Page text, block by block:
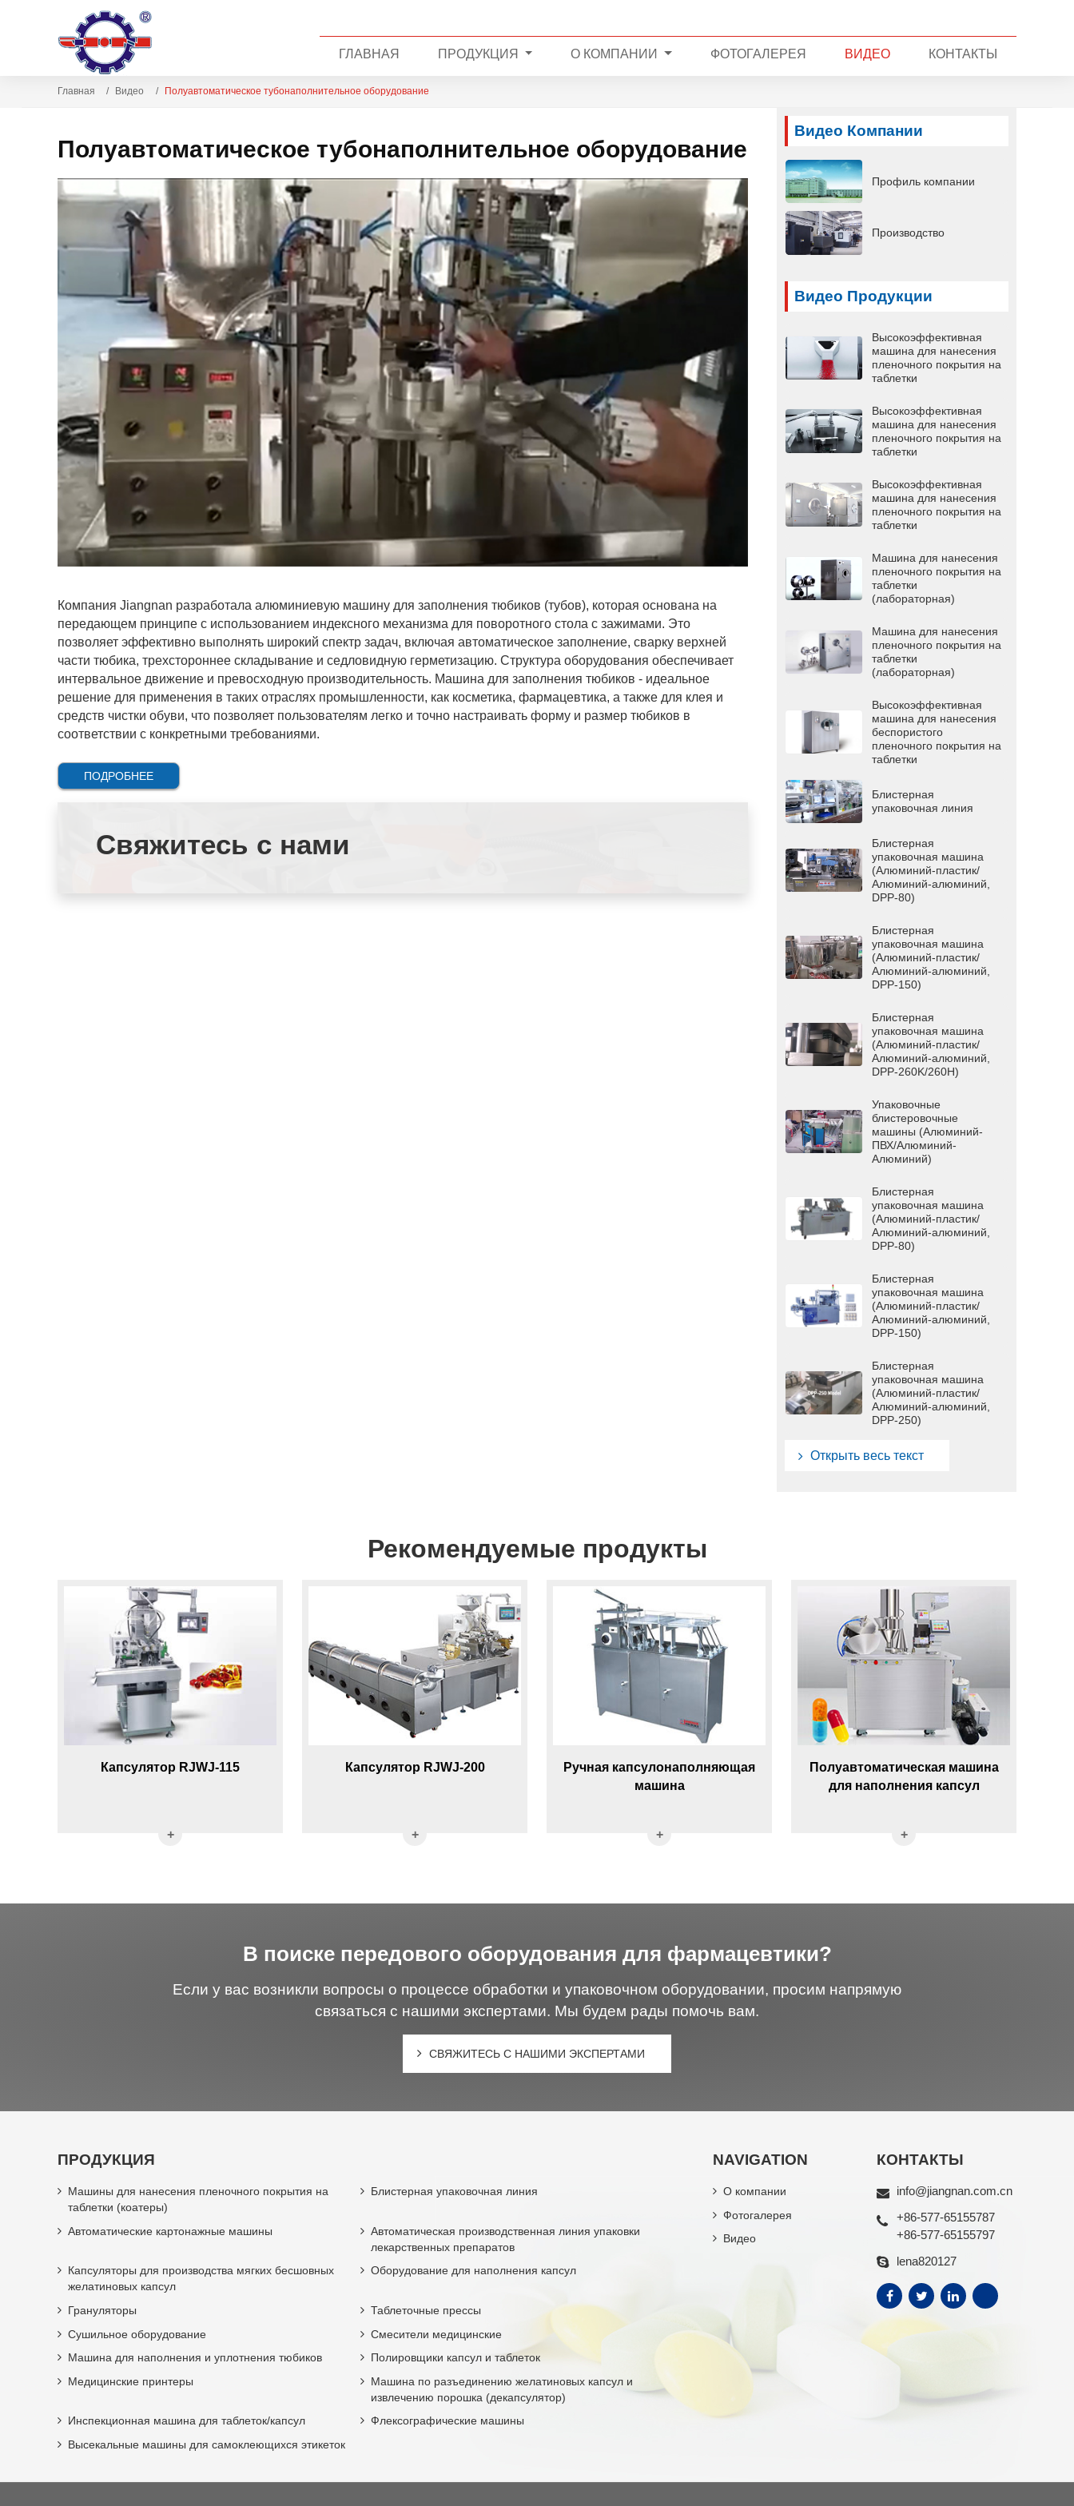
ГЛАВНАЯ ПРОДУКЦИЯ О КОМПАНИИ ФОТОГАЛЕРЕЯ ВИДЕО КОНТАКТЫ
Главная Видео Полуавтоматическое тубонаполнительное оборудование
Полуавтоматическое тубонаполнительное оборудование
Компания Jiangnan разработала алюминиевую машину для заполнения тюбиков (тубов), которая основана на
передающем принципе с использованием индексного механизма для поворотного стола с зажимами. Это
позволяет эффективно выполнять широкий спектр задач, включая автоматическое заполнение, сварку верхней
части тюбика, трехстороннее складывание и седловидную герметизацию. Структура оборудования обеспечивает
интервальное движение и превосходную производительность. Машина для заполнения тюбиков - идеальное
решение для применения в таких отраслях промышленности, как косметика, фармацевтика, а также для клея и
средств чистки обуви, что позволяет пользователям легко и точно настраивать форму и размер тюбиков в
соответствии с конкретными требованиями.
ПОДРОБНЕЕ
Свяжитесь с нами
Видео Компании
Профиль компании
Производство
Видео Продукции
Высокоэффективная
машина для нанесения
пленочного покрытия на
таблетки
Высокоэффективная
машина для нанесения
пленочного покрытия на
таблетки
Высокоэффективная
машина для нанесения
пленочного покрытия на
таблетки
Машина для нанесения
пленочного покрытия на
таблетки
(лабораторная)
Машина для нанесения
пленочного покрытия на
таблетки
(лабораторная)
Высокоэффективная
машина для нанесения
беспористого
пленочного покрытия на
таблетки
Блистерная
упаковочная линия
Блистерная
упаковочная машина
(Алюминий-пластик/
Алюминий-алюминий,
DPP-80)
Блистерная
упаковочная машина
(Алюминий-пластик/
Алюминий-алюминий,
DPP-150)
Блистерная
упаковочная машина
(Алюминий-пластик/
Алюминий-алюминий,
DPP-260K/260H)
Упаковочные
блистеровочные
машины (Алюминий-
ПВХ/Алюминий-
Алюминий)
Блистерная
упаковочная машина
(Алюминий-пластик/
Алюминий-алюминий,
DPP-80)
Блистерная
упаковочная машина
(Алюминий-пластик/
Алюминий-алюминий,
DPP-150)
Блистерная
упаковочная машина
(Алюминий-пластик/
Алюминий-алюминий,
DPP-250)
Открыть весь текст
Рекомендуемые продукты
Капсулятор RJWJ-115 Капсулятор RJWJ-200
Ручная капсулонаполняющая
машина
Полуавтоматическая машина
для наполнения капсул
В поиске передового оборудования для фармацевтики?
Если у вас возникли вопросы о процессе обработки и упаковочном оборудовании, просим напрямую
связаться с нашими экспертами. Мы будем рады помочь вам.
СВЯЖИТЕСЬ С НАШИМИ ЭКСПЕРТАМИ
ПРОДУКЦИЯ
Машины для нанесения пленочного покрытия на
таблетки (коатеры)
Блистерная упаковочная линия
Автоматические картонажные машины
Автоматическая производственная линия упаковки
лекарственных препаратов
Капсуляторы для производства мягких бесшовных
желатиновых капсул
Оборудование для наполнения капсул
Грануляторы
Таблеточные прессы
Сушильное оборудование
Смесители медицинские
Машина для наполнения и уплотнения тюбиков
Полировщики капсул и таблеток
Медицинские принтеры
Машина по разъединению желатиновых капсул и
извлечению порошка (декапсулятор)
Инспекционная машина для таблеток/капсул
Флексографические машины
Высекальные машины для самоклеющихся этикеток
NAVIGATION
О компании
Фотогалерея
Видео
КОНТАКТЫ
info@jiangnan.com.cn
+86-577-65155787
+86-577-65155797
lena820127